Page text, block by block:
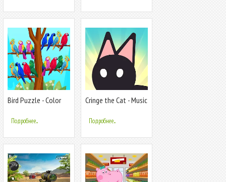
Bird Puzzle - Color
Подробнее...
Cringe the Cat - Music
Подробнее...